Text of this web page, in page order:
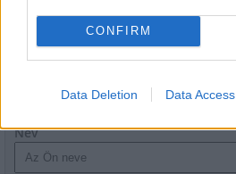
CONFIRM
Data Deletion Data Access
Név